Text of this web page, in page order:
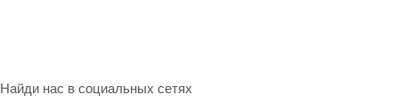
Найди нас в социальных сетях